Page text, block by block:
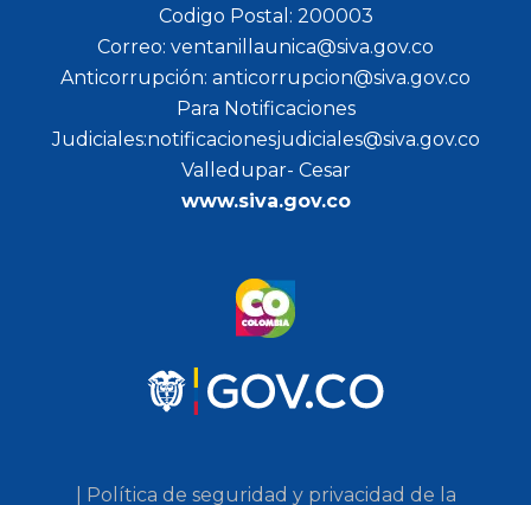
Codigo Postal: 200003
Correo: ventanillaunica@siva.gov.co
Anticorrupción: anticorrupcion@siva.gov.co
Para Notificaciones
Judiciales:notificacionesjudiciales@siva.gov.co
Valledupar- Cesar
www.siva.gov.co
| Política de seguridad y privacidad de la